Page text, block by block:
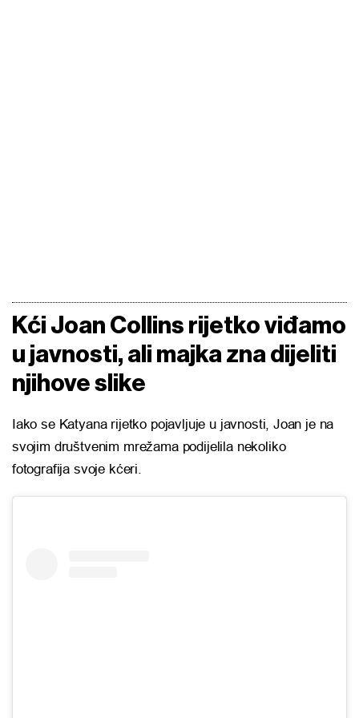
Kći Joan Collins rijetko viđamo
u javnosti, ali majka zna dijeliti
njihove slike
Iako se Katyana rijetko pojavljuje u javnosti, Joan je na
svojim društvenim mrežama podijelila nekoliko
fotografija svoje kćeri.